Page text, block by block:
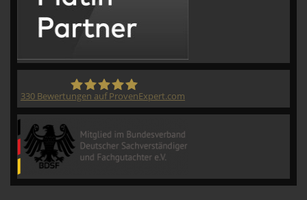
330 Bewertungen auf ProvenExpert.com